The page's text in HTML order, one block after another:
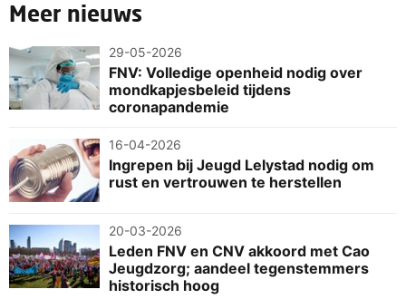
Meer nieuws
29-05-2026
FNV: Volledige openheid nodig over
mondkapjesbeleid tijdens
coronapandemie
16-04-2026
Ingrepen bij Jeugd Lelystad nodig om
rust en vertrouwen te herstellen
20-03-2026
Leden FNV en CNV akkoord met Cao
Jeugdzorg; aandeel tegenstemmers
historisch hoog